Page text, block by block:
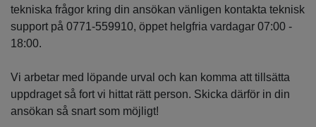
tekniska frågor kring din ansökan vänligen kontakta teknisk
support på 0771-559910, öppet helgfria vardagar 07:00 -
18:00.
Vi arbetar med löpande urval och kan komma att tillsätta
uppdraget så fort vi hittat rätt person. Skicka därför in din
ansökan så snart som möjligt!